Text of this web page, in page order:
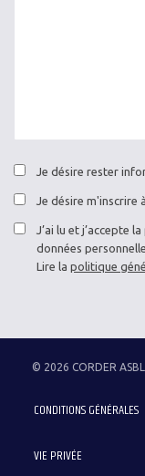
Je désire rester
Je désire m'inscrire
J’ai lu et j’accepte
données
Lire la politique
© 2026 CORDER ASBL
Menu
Pied
page
CONDITIONS GÉNÉRALES
VIE PRIVÉE